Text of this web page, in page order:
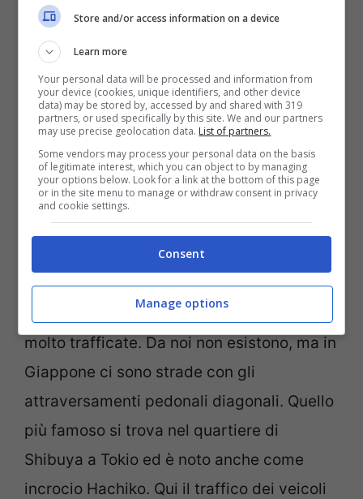
bicicletta, moto e scooter in sicurezza e
senza sentirti troppo costretto nel casco.
Attraversare la strada in
Giappone è più semplice
A chi non è mai successo di essere un
pedone e dover attraversare in prossimità
di un grosso incrocio? In Giappone ci sono
quasi 126 milioni di abitanti e le strade
delle grandi città possono essere davvero
molto trafficate. Da noi non esistono, ma in
Giappone ci sono strade con gli
attraversamenti pedonali diagonali. Quello
più famoso si trova nel quartiere di
Shibuya a Tokio ed è noto anche come
incrocio Hachiko. Qui il traffico dei veicoli
Store and/or access information on a device
Learn more
Your personal data will be processed and information from
your device (cookies, unique identifiers, and other device
data) may be stored by, accessed by and shared with 319
partners, or used specifically by this site. We and our partners
may use precise geolocation data. List of partners.
Some vendors may process your personal data on the basis
of legitimate interest, which you can object to by managing
your options below. Look for a link at the bottom of this page
or in the site menu to manage or withdraw consent in privacy
and cookie settings.
Consent
Manage options